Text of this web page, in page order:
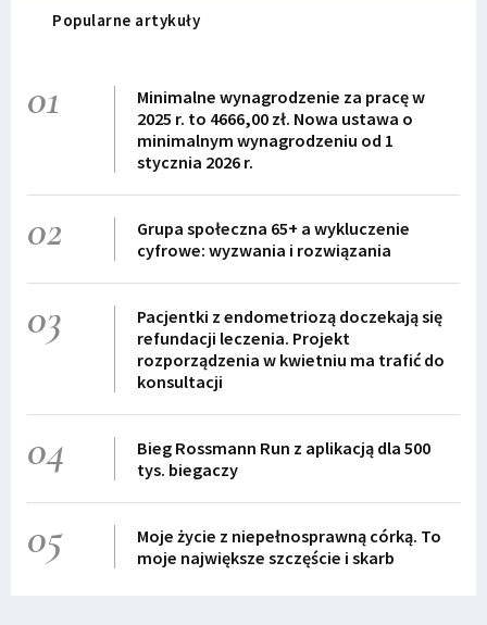
Popularne artykuły
01
Minimalne wynagrodzenie za pracę w
2025 r. to 4666,00 zł. Nowa ustawa o
minimalnym wynagrodzeniu od 1
stycznia 2026 r.
02
Grupa społeczna 65+ a wykluczenie
cyfrowe: wyzwania i rozwiązania
03
Pacjentki z endometriozą doczekają się
refundacji leczenia. Projekt
rozporządzenia w kwietniu ma trafić do
konsultacji
04
Bieg Rossmann Run z aplikacją dla 500
tys. biegaczy
05
Moje życie z niepełnosprawną córką. To
moje największe szczęście i skarb